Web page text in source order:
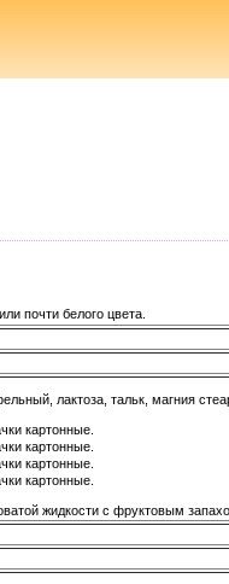
почти белого цвета.
лактоза, тальк, магния
картонные.
картонные.
картонные.
картонные.
жидкости с фруктовым